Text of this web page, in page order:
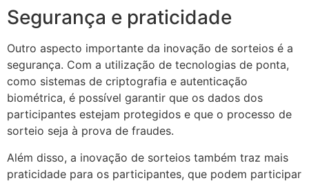
Segurança e praticidade
Outro aspecto importante da inovação de sorteios é a
segurança. Com a utilização de tecnologias de ponta,
como sistemas de criptografia e autenticação
biométrica, é possível garantir que os dados dos
participantes estejam protegidos e que o processo de
sorteio seja à prova de fraudes.
Além disso, a inovação de sorteios também traz mais
praticidade para os participantes, que podem participar